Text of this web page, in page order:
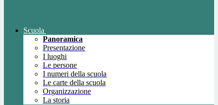
Scuola
Panoramica
Presentazione
I luoghi
Le persone
I numeri della scuola
Le carte della scuola
Organizzazione
La storia